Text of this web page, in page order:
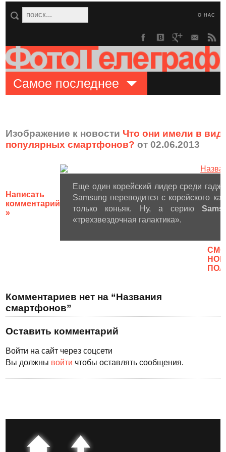
О НАС
Самое последнее
Изображение к новости Что они имели в
популярных смартфонов? от 02.06.2013
Написать
комментарий
»
Еще один корейский лидер среди
Samsung переводится с корейского
только коньяк. Ну, а серию
«трехзвездочная галактика».
Комментариев нет на “Названия
смартфонов”
Оставить комментарий
Войти на сайт через соцсети
Вы должны войти чтобы оставлять сообщения.